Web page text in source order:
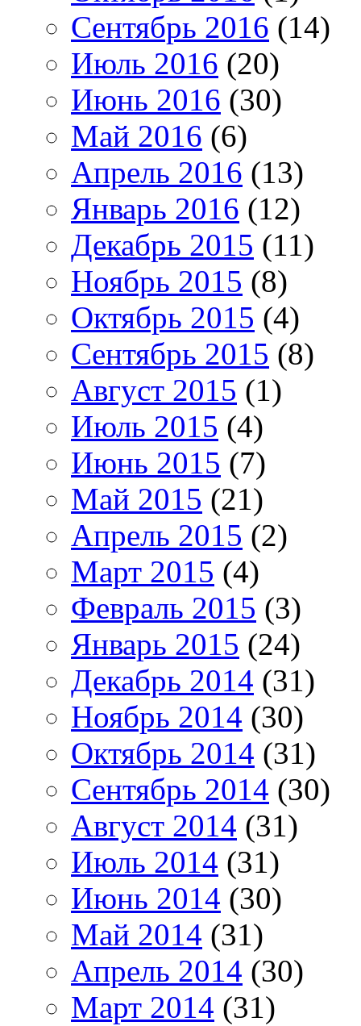
Сентябрь 2016 (14)
Июль 2016 (20)
Июнь 2016 (30)
Май 2016 (6)
Апрель 2016 (13)
Январь 2016 (12)
Декабрь 2015 (11)
Ноябрь 2015 (8)
Октябрь 2015 (4)
Сентябрь 2015 (8)
Август 2015 (1)
Июль 2015 (4)
Июнь 2015 (7)
Май 2015 (21)
Апрель 2015 (2)
Март 2015 (4)
Февраль 2015 (3)
Январь 2015 (24)
Декабрь 2014 (31)
Ноябрь 2014 (30)
Октябрь 2014 (31)
Сентябрь 2014 (30)
Август 2014 (31)
Июль 2014 (31)
Июнь 2014 (30)
Май 2014 (31)
Апрель 2014 (30)
Март 2014 (31)